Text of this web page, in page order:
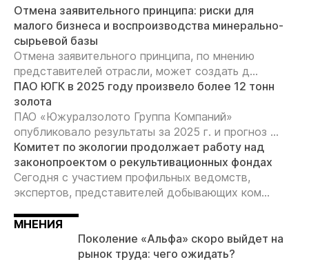
Отмена заявительного принципа: риски для
малого бизнеса и воспроизводства минерально-
сырьевой базы
Отмена заявительного принципа, по мнению
представителей отрасли, может создать д...
ПАО ЮГК в 2025 году произвело более 12 тонн
золота
ПАО «Южуралзолото Группа Компаний»
опубликовало результаты за 2025 г. и прогноз ...
Комитет по экологии продолжает работу над
законопроектом о рекультивационных фондах
Сегодня с участием профильных ведомств,
экспертов, представителей добывающих ком...
МНЕНИЯ
Поколение «Альфа» скоро выйдет на
рынок труда: чего ожидать?